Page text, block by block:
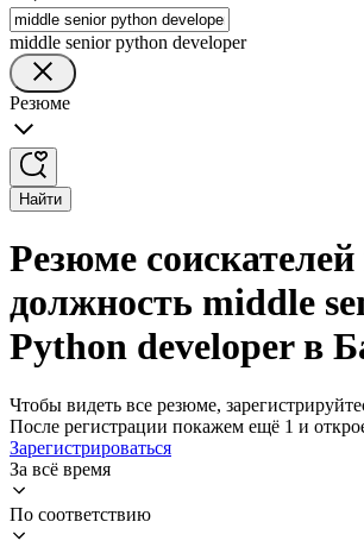
middle senior python developer
Резюме
Найти
Резюме соискателей
должность middle
Python developer в
Чтобы видеть все резюме,
После регистрации покажем ещё 1 и
Зарегистрироваться
За всё время
По соответствию